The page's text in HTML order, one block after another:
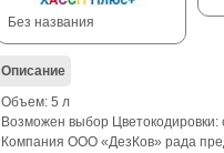
Без названия
Описание
Объем: 5 л
Возможен выбор
Компания ООО «ДезКов» рада